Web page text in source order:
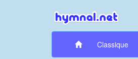
Classique